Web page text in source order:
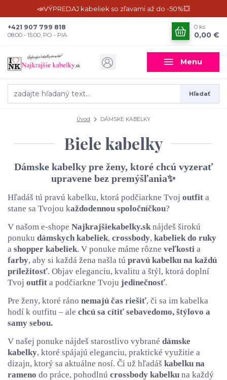
📣VÝPREDAJ kabeliek so zľavami až do -50%💥
Menu
Hľadať
+421 907 799 818
08:00 - 15:00, PO - PIA
0 ks
0,00 €
Úvod DÁMSKE KABELKY
Biele kabelky
Dámske kabelky pre ženy, ktoré chcú vyzerať
upravene bez premýšľania✨
Hľadáš tú pravú kabelku, ktorá podčiarkne Tvoj outfit a
stane sa Tvojou každodennou spoločníčkou?
V našom e-shope Najkrajšiekabelky.sk nájdeš širokú
ponuku dámskych kabeliek, crossbody, kabeliek do ruky
a shopper kabeliek. V ponuke máme rôzne veľkosti a
farby, aby si každá žena našla tú pravú kabelku na každú
príležitosť. Objav eleganciu, kvalitu a štýl, ktorá doplní
Tvoj outfit a podčiarkne Tvoju jedinečnosť.
Pre ženy, ktoré ráno nemajú čas riešiť, či sa im kabelka
hodí k outfitu – ale chcú sa cítiť sebavedomo, štýlovo a
samy sebou.
V našej ponuke nájdeš starostlivo vybrané dámske
kabelky, ktoré spájajú eleganciu, praktické využitie a
dizajn, ktorý sa aktuálne nosí. Či už hľadáš kabelku na
rameno do práce, pohodlnú crossbody kabelku na každý